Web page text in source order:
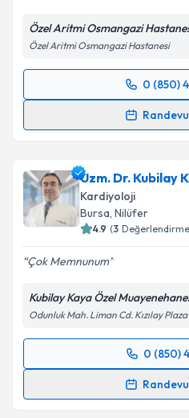
Özel Aritmi Osmangazi
Özel Aritmi Osmangazi Hastanesi
0 (850)
Randevu Takvimi
takvim hazırlandığında e-
E-posta Adresiniz
Kişisel verilerimin
Metni'ni okudum ve
kapsamda işlenmesini
Takvim
Uzm. Dr. Kubilay
Kardiyoloji
Bursa, Nilüfer
4.9 (3
Çok Memnunum
Kubilay Kaya Özel
Odunluk Mah. Liman Cd. Kızılay Plaza
0 (850)
Randevu Takvimi